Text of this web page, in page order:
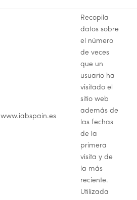
www.iabspain.es
Recopila
datos sobre
el número
de veces
que un
usuario ha
visitado el
sitio web
además de
las fechas
de la
primera
visita y de
la más
reciente.
Utilizada